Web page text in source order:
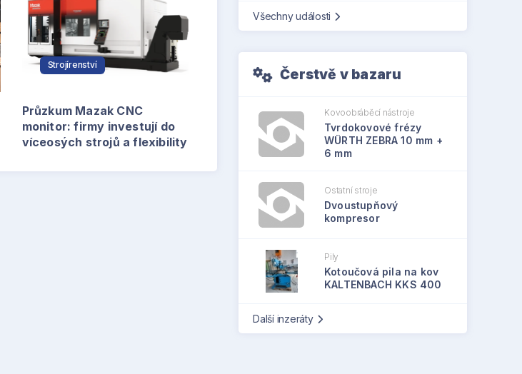
Strojírenství
Průzkum Mazak CNC
monitor: firmy investují do
víceosých strojů a flexibility
Všechny události
Čerstvě v bazaru
Kovoobráběcí nástroje
Tvrdokovové frézy
WÜRTH ZEBRA 10 mm +
6 mm
Ostatní stroje
Dvoustupňový
kompresor
Pily
Kotoučová pila na kov
KALTENBACH KKS 400
Další inzeráty